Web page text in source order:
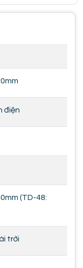
điện
(TD-48:
trời